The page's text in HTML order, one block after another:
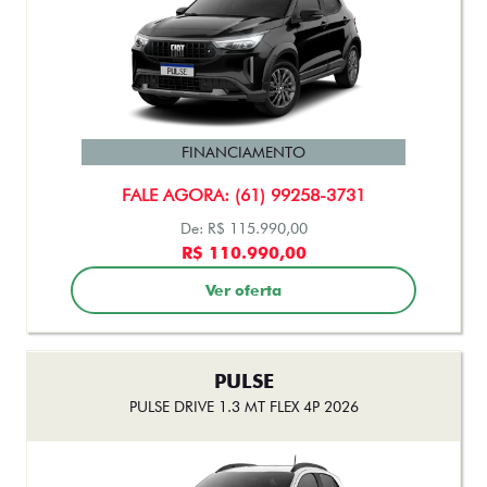
FALE AGORA: (61) 99258-3731
FINANCIAMENTO
De: R$ 115.990,00
R$ 110.990,00
Ver oferta
PULSE
PULSE DRIVE 1.3 MT FLEX 4P 2026